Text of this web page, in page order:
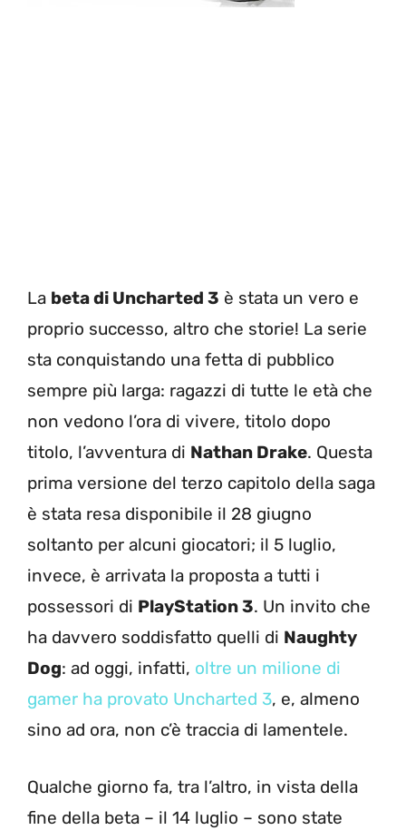
La beta di Uncharted 3 è stata un vero e
proprio successo, altro che storie! La serie
sta conquistando una fetta di pubblico
sempre più larga: ragazzi di tutte le età che
non vedono l’ora di vivere, titolo dopo
titolo, l’avventura di Nathan Drake. Questa
prima versione del terzo capitolo della saga
è stata resa disponibile il 28 giugno
soltanto per alcuni giocatori; il 5 luglio,
invece, è arrivata la proposta a tutti i
possessori di PlayStation 3. Un invito che
ha davvero soddisfatto quelli di Naughty
Dog: ad oggi, infatti, oltre un milione di
gamer ha provato Uncharted 3, e, almeno
sino ad ora, non c’è traccia di lamentele.
Qualche giorno fa, tra l’altro, in vista della
fine della beta – il 14 luglio – sono state